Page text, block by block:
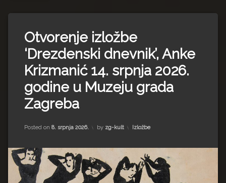
Matea Andrić
Ljiljana Lekanić-Kljaić
Željko Krznarić
Mario Lovreković
Miroslav Šantek
Otvorenje izložbe
‘Drezdenski dnevnik’, Anke
Krizmanić 14. srpnja 2026.
godine u Muzeju grada
Zagreba
Posted on 8. srpnja 2026. by zg-kult Kategorije:
Izložbe